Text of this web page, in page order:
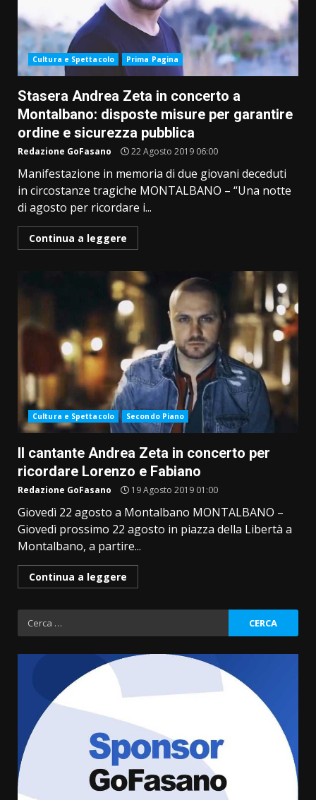
Cultura e Spettacolo Prima Pagina
Stasera Andrea Zeta in concerto a
Montalbano: disposte misure per garantire
ordine e sicurezza pubblica
Redazione GoFasano 22 Agosto 2019 06:00
Manifestazione in memoria di due giovani deceduti
in circostanze tragiche MONTALBANO – “Una notte
di agosto per ricordare i...
Continua a leggere
Cultura e Spettacolo Secondo Piano
Il cantante Andrea Zeta in concerto per
ricordare Lorenzo e Fabiano
Redazione GoFasano 19 Agosto 2019 01:00
Giovedì 22 agosto a Montalbano MONTALBANO –
Giovedì prossimo 22 agosto in piazza della Libertà a
Montalbano, a partire...
Continua a leggere
Ricerca
per:
Politiche Giovanili e Mobilità
Sostenibile: premiati gli studenti
universitari del bando “La strada